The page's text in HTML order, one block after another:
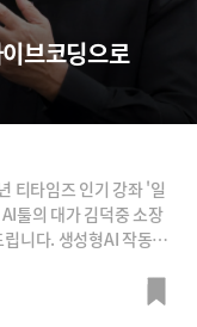
브코딩으로
티타임즈 인기 강좌 '일
툴의 대가 김덕중 소장
니다. 생성형AI 작동원
.-11강: 구글 노트북L